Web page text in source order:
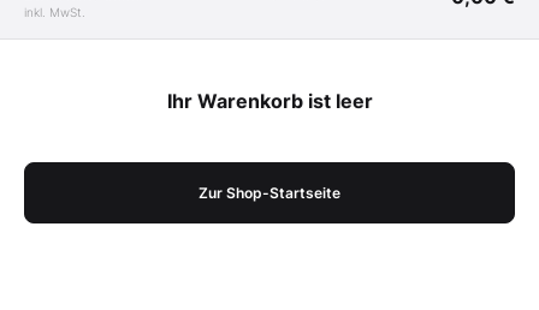
inkl. MwSt.
Ihr Warenkorb ist leer
Zur Shop-Startseite